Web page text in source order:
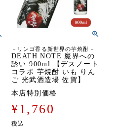
－リンゴ香る新世界の芋焼酎－
DEATH NOTE 魔界への
誘い 900ml 【デスノート
コラボ 芋焼酎 いも りん
ご 光武酒造場 佐賀】
本店特別価格
¥1,760
税込